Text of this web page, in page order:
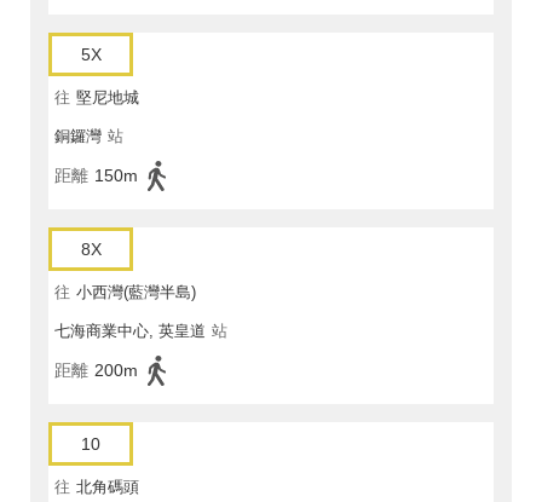
5X
往 堅尼地城
銅鑼灣 站
距離 150m
8X
往 小西灣(藍灣半島)
七海商業中心, 英皇道 站
距離 200m
10
往 北角碼頭